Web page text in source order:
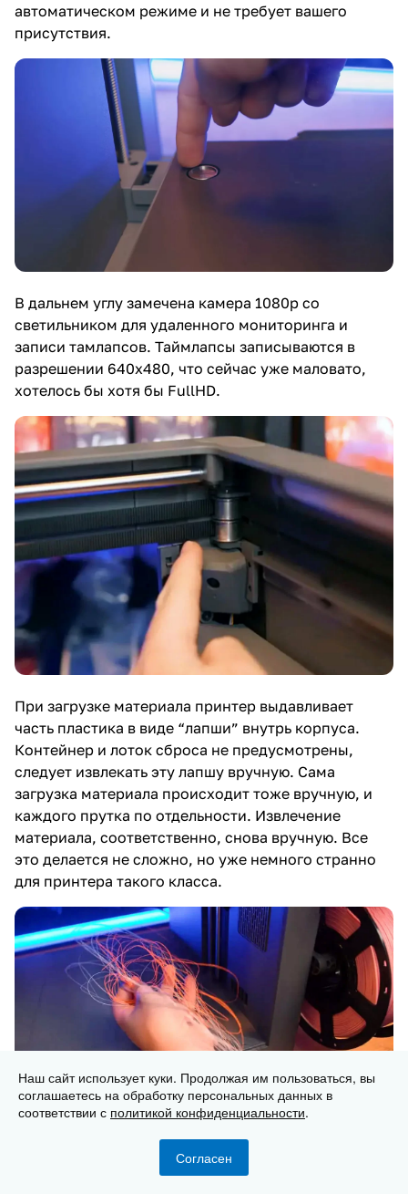
автоматическом режиме и не требует вашего
присутствия.
В дальнем углу замечена камера 1080p со
светильником для удаленного мониторинга и
записи тамлапсов. Таймлапсы записываются в
разрешении 640х480, что сейчас уже маловато,
хотелось бы хотя бы FullHD.
При загрузке материала принтер выдавливает
часть пластика в виде “лапши” внутрь корпуса.
Контейнер и лоток сброса не предусмотрены,
следует извлекать эту лапшу вручную. Сама
загрузка материала происходит тоже вручную, и
каждого прутка по отдельности. Извлечение
материала, соответственно, снова вручную. Все
это делается не сложно, но уже немного странно
для принтера такого класса.
Слайсер Orca-Flashforge знаком всем, кто
пробовал работать с Orca Slicer. Он подключается к
Наш сайт использует куки. Продолжая им пользоваться, вы
соглашаетесь на обработку персональных данных в
соответствии с политикой конфиденциальности.
Согласен